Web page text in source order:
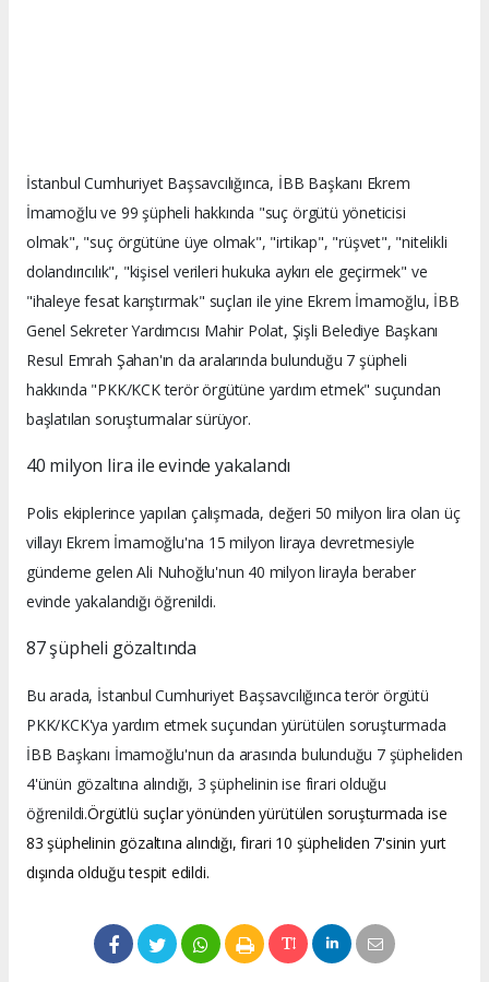
İstanbul Cumhuriyet Başsavcılığınca, İBB Başkanı Ekrem
İmamoğlu ve 99 şüpheli hakkında "suç örgütü yöneticisi
olmak", "suç örgütüne üye olmak", "irtikap", "rüşvet", "nitelikli
dolandırıcılık", "kişisel verileri hukuka aykırı ele geçirmek" ve
"ihaleye fesat karıştırmak" suçları ile yine Ekrem İmamoğlu, İBB
Genel Sekreter Yardımcısı Mahir Polat, Şişli Belediye Başkanı
Resul Emrah Şahan'ın da aralarında bulunduğu 7 şüpheli
hakkında "PKK/KCK terör örgütüne yardım etmek" suçundan
başlatılan soruşturmalar sürüyor.
40 milyon lira ile evinde yakalandı
Polis ekiplerince yapılan çalışmada, değeri 50 milyon lira olan üç
villayı Ekrem İmamoğlu'na 15 milyon liraya devretmesiyle
gündeme gelen Ali Nuhoğlu'nun 40 milyon lirayla beraber
evinde yakalandığı öğrenildi.
87 şüpheli gözaltında
Bu arada, İstanbul Cumhuriyet Başsavcılığınca terör örgütü
PKK/KCK'ya yardım etmek suçundan yürütülen soruşturmada
İBB Başkanı İmamoğlu'nun da arasında bulunduğu 7 şüpheliden
4'ünün gözaltına alındığı, 3 şüphelinin ise firari olduğu
öğrenildi.Örgütlü suçlar yönünden yürütülen soruşturmada ise
83 şüphelinin gözaltına alındığı, firari 10 şüpheliden 7'sinin yurt
dışında olduğu tespit edildi.